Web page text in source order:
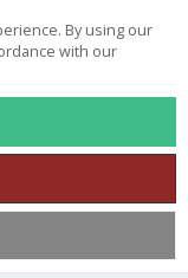
By using our
with our
NOTRE